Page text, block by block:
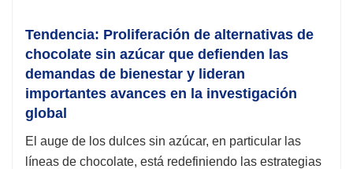
Tendencia: Proliferación de alternativas de
chocolate sin azúcar que defienden las
demandas de bienestar y lideran
importantes avances en la investigación
global
El auge de los dulces sin azúcar, en particular las
líneas de chocolate, está redefiniendo las estrategias